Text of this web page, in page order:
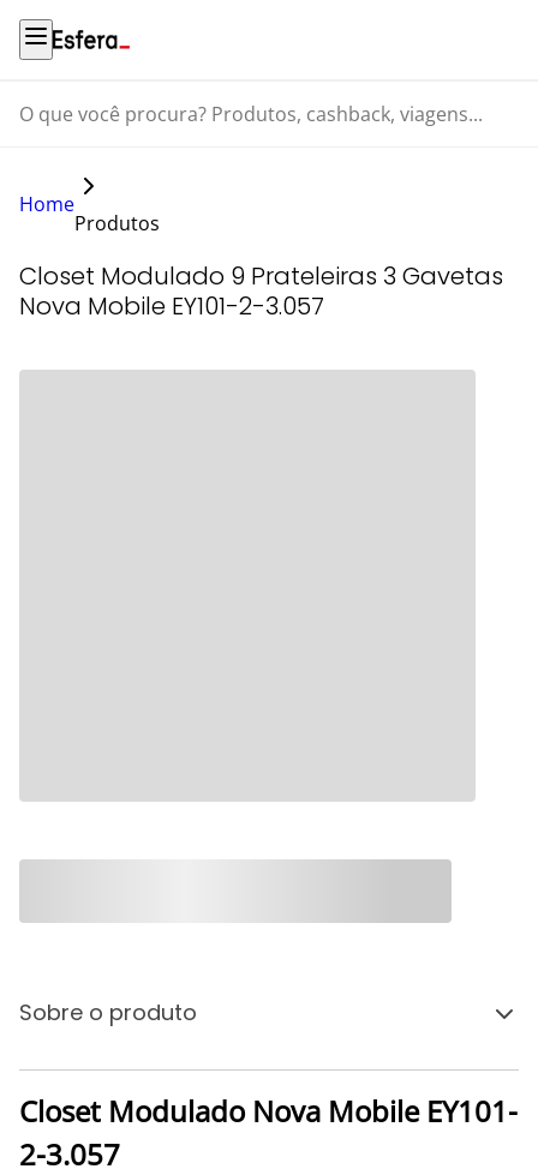
O que você procura? Produtos, cashback, viagens...
Home
Produtos
Closet Modulado 9 Prateleiras 3 Gavetas
Nova Mobile EY101-2-3.057
Sobre o produto
Closet Modulado Nova Mobile EY101-
2-3.057